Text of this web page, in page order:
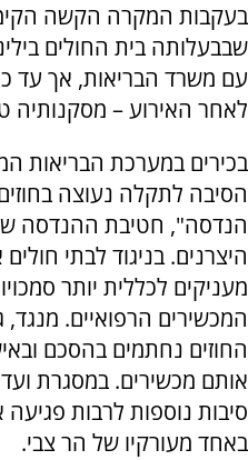
בעקבות המקרה הקשה
שבבעלותה בית החולים
עם משרד הבריאות, אך עד
לאחר האירוע – מסקנותיה
בכירים במערכת הבריאות
הסיבה לתקלה נעוצה
הנדסה", חטיבת ההנדסה
היצרנים. בניגוד לבתי
מעניקים לכללית יותר
המכשירים הרפואיים.
החוזים נחתמים בהסכם
אותם מכשירים. במסגרת
סיבות נוספות לרבות
באחד מעורקיו של הר צבי.